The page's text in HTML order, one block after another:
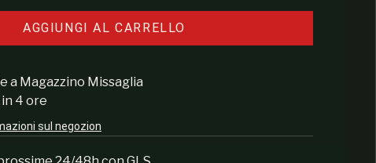
AGGIUNGI AL CARRELLO
a Magazzino Missaglia
4 ore
sul negozion